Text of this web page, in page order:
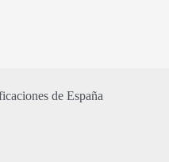
de España